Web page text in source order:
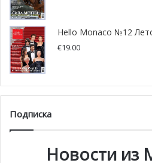
Hello Monaco №12
€19.00
Подписка
Новости из